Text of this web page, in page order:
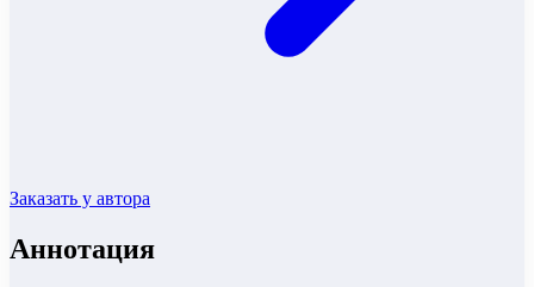
Заказать у автора
Аннотация